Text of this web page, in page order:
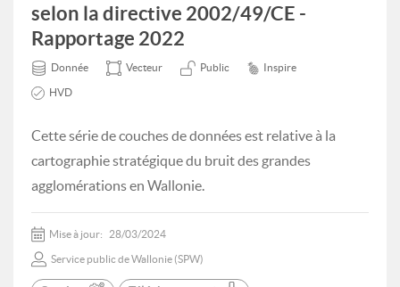
selon la directive 2002/49/CE -
Rapportage 2022
Donnée Vecteur Public Inspire
HVD
Cette série de couches de données est relative à la
cartographie stratégique du bruit des grandes
agglomérations en Wallonie.
Mise à jour: 28/03/2024
Service public de Wallonie (SPW)